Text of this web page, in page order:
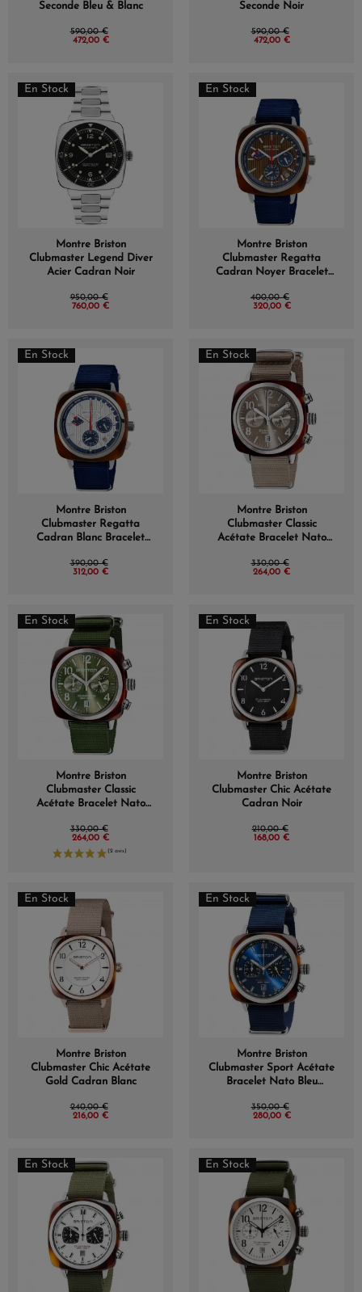
Seconde Bleu & Blanc
590,00 €
472,00 €
Seconde Noir
590,00 €
472,00 €
En Stock
Montre Briston
Clubmaster Legend Diver
Acier Cadran Noir
950,00 €
760,00 €
En Stock
Montre Briston
Clubmaster Regatta
Cadran Noyer Bracelet
400,00 €
320,00 €
En Stock
Montre Briston
Clubmaster Regatta
Cadran Blanc Bracelet
390,00 €
312,00 €
En Stock
Montre Briston
Clubmaster Classic
Acétate Bracelet Nato
330,00 €
264,00 €
En Stock
Montre Briston
Clubmaster Classic
Acétate Bracelet Nato
330,00 €
264,00 €
En Stock
Montre Briston
Clubmaster Chic Acétate
Cadran Noir
210,00 €
168,00 €
En Stock
Montre Briston
Clubmaster Chic Acétate
Gold Cadran Blanc
240,00 €
216,00 €
En Stock
Montre Briston
Clubmaster Sport Acétate
Bracelet Nato Bleu
350,00 €
280,00 €
En Stock En Stock